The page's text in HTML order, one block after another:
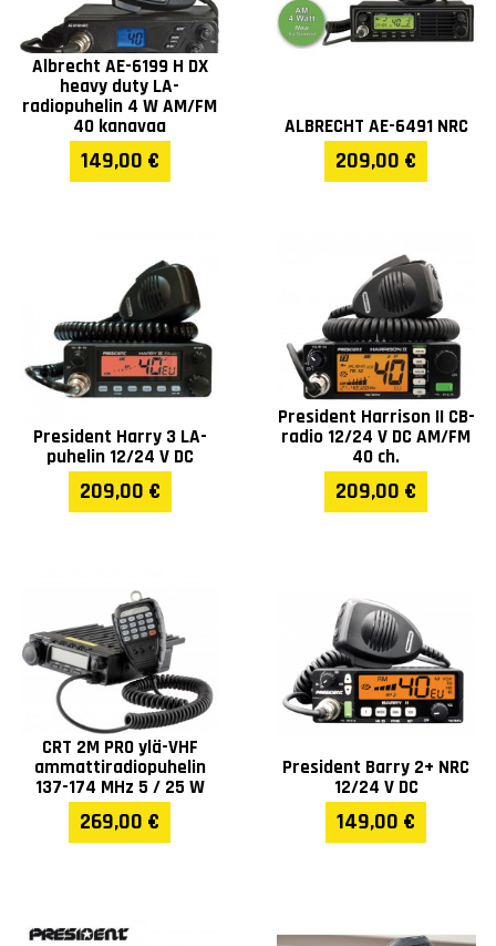
Albrecht AE-6199 H DX
heavy duty LA-
radiopuhelin 4 W AM/FM
40 kanavaa
149,00 €
ALBRECHT AE-6491 NRC
209,00 €
President Harry 3 LA-
puhelin 12/24 V DC
209,00 €
President Harrison II CB-
radio 12/24 V DC AM/FM
40 ch.
209,00 €
CRT 2M PRO ylä-VHF
ammattiradiopuhelin
137-174 MHz 5 / 25 W
269,00 €
President Barry 2+ NRC
12/24 V DC
149,00 €